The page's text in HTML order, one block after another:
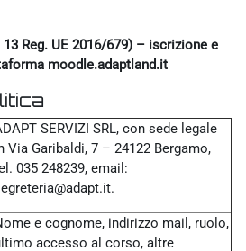
Reg. UE 2016/679) – iscrizione e
moodle.adaptland.it
SERVIZI SRL, con sede legale
Via Garibaldi, 7 – 24122 Bergamo,
035 248239, email:
e cognome, indirizzo mail, ruolo,
accesso al corso, altre